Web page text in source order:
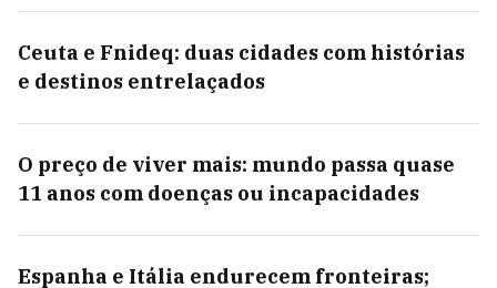
Ceuta e Fnideq: duas cidades com histórias
e destinos entrelaçados
O preço de viver mais: mundo passa quase
11 anos com doenças ou incapacidades
Espanha e Itália endurecem fronteiras;